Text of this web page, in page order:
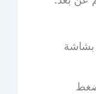
بشاشة